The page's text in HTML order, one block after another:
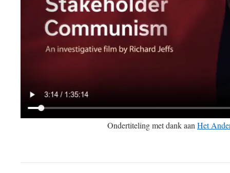
Ondertiteling met dank aan Het